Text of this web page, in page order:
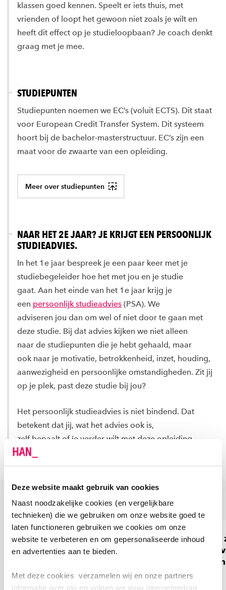
Deze website maakt gebruik van cookies
Naast noodzakelijke cookies (en vergelijkbare
technieken) die we gebruiken om onze website goed te
laten functioneren gebruiken we cookies om onze
website te verbeteren en om gepersonaliseerde inhoud
en advertenties aan te bieden.
Met deze cookies verzamelen wij en onze partners
informatie over jou en volgen we jouw internetgedrag
klassen goed kennen. Speelt er iets thuis, met
vrienden of loopt het gewoon niet zoals je wilt en
heeft dit effect op je studieloopbaan? Je coach denkt
graag met je mee.
STUDIEPUNTEN
Studiepunten noemen we EC’s (voluit ECTS). Dit staat
voor European Credit Transfer System. Dit systeem
hoort bij de bachelor-masterstructuur. EC’s zijn een
maat voor de zwaarte van een opleiding.
Meer over studiepunten
NAAR HET 2E JAAR? JE KRIJGT EEN PERSOONLIJK
STUDIEADVIES.
In het 1e jaar bespreek je een paar keer met je
studiebegeleider hoe het met jou en je studie
gaat. Aan het einde van het 1e jaar krijg je
een persoonlijk studieadvies (PSA). We
adviseren jou dan om wel of niet door te gaan met
deze studie. Bij dat advies kijken we niet alleen
naar de studiepunten die je hebt gehaald, maar
ook naar je motivatie, betrokkenheid, inzet, houding,
aanwezigheid en persoonlijke omstandigheden. Zit jij
op je plek, past deze studie bij jou?
Het persoonlijk studieadvies is niet bindend. Dat
betekent dat jij, wat het advies ook is,
zelf bepaalt of je verder wilt met deze opleiding.
MAAK KENNIS MET ONZE DOCENTEN
'Kwaliteit maakt het
verschil! Het
passie voor de Food
Branche en met name de
'Food is een
interessant
en continu